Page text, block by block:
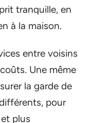
tranquille, en
à la maison.
entre voisins
Une même
la garde de
pour
plus